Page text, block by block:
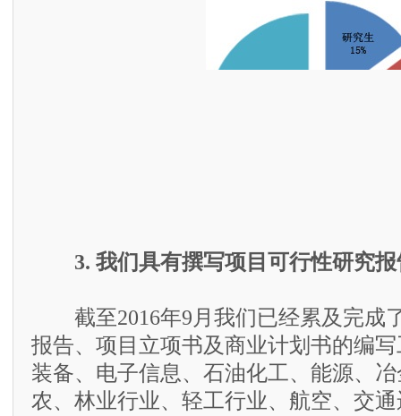
3. 我们具有撰写项目可行性研究
截至2016年9月我们已经累及完成
报告、项目立项书及商业计划书的编
装备、电子信息、石油化工、能源、
农、林业行业、轻工行业、航空、交